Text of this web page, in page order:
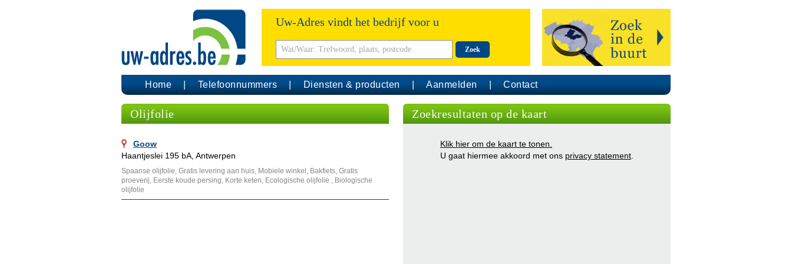
Uw-Adres vindt het bedrijf voor u
Zoek
Home Telefoonnummers Diensten & producten Aanmelden Contact
Olijfolie
Goow
Haantjeslei 195 bA, Antwerpen
Spaanse olijfolie, Gratis levering aan huis, Mobiele winkel, Bakfiets, Gratis
proeverij, Eerste koude persing, Korte keten, Ecologische olijfolie , Biologische
olijfolie
Zoekresultaten op de kaart
Klik hier om de kaart te tonen.
U gaat hiermee akkoord met ons privacy statement